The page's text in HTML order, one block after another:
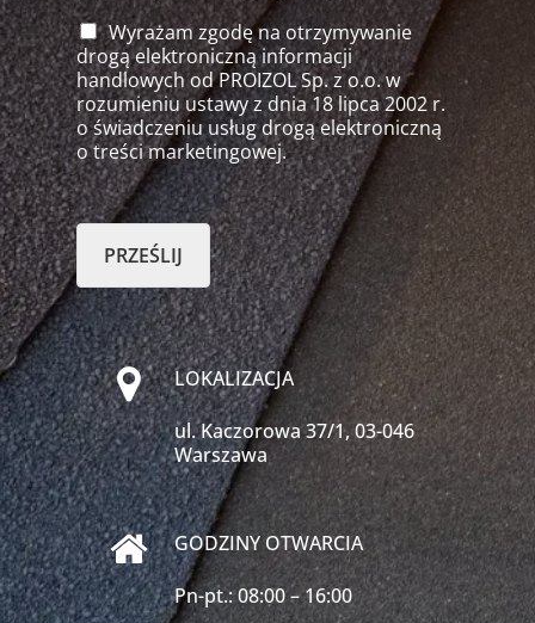
Wyrażam zgodę na otrzymywanie
drogą elektroniczną informacji
handlowych od PROIZOL Sp. z o.o. w
rozumieniu ustawy z dnia 18 lipca 2002 r.
o świadczeniu usług drogą elektroniczną
o treści marketingowej.
PRZEŚLIJ
LOKALIZACJA
ul. Kaczorowa 37/1, 03-046
Warszawa
GODZINY OTWARCIA
Pn-pt.: 08:00 – 16:00